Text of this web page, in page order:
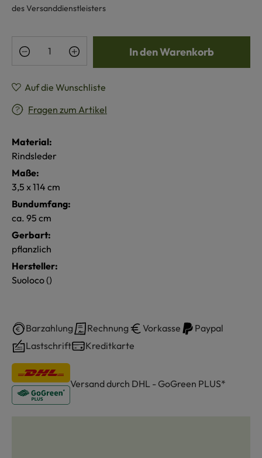
des Versanddienstleisters
Produkt Anzahl: Gib den gewünschten
In den Warenkorb
Auf die Wunschliste
Fragen zum Artikel
Material:
Rindsleder
Maße:
3,5 x 114 cm
Bundumfang:
ca. 95 cm
Gerbart:
pflanzlich
Hersteller:
Suoloco ()
Barzahlung Rechnung Vorkasse
Paypal
Lastschrift
Kreditkarte
Versand durch DHL - GoGreen PLUS*